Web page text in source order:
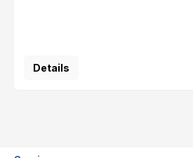
Details